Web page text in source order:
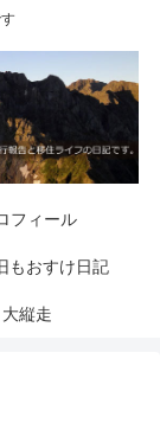
フィール
もおすけ日記
大縦走